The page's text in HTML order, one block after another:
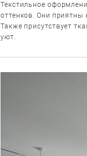
Текстильное
оттенков. Они
Также присутствует
уют.